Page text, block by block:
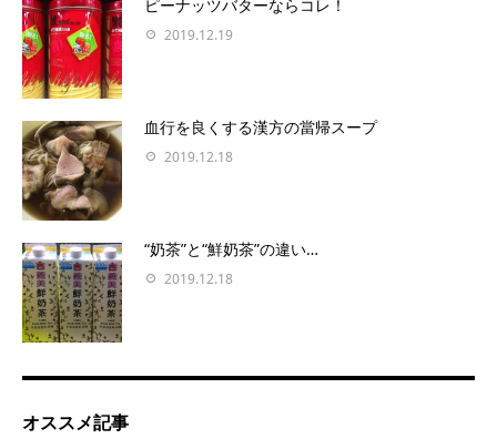
ピーナッツバターならコレ！
2019.12.19
血行を良くする漢方の當帰スープ
2019.12.18
“奶茶”と“鮮奶茶”の違い…
2019.12.18
オススメ記事